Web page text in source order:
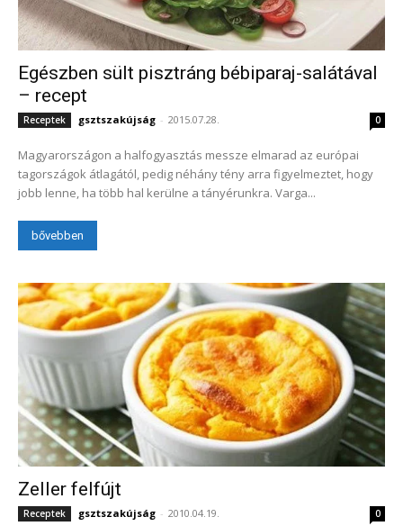
Egészben sült pisztráng bébiparaj-salátával
– recept
Receptek gsztszakújság - 2015.07.28. 0
Magyarországon a halfogyasztás messze elmarad az európai
tagországok átlagától, pedig néhány tény arra figyelmeztet, hogy
jobb lenne, ha több hal kerülne a tányérunkra. Varga...
bővebben
Zeller felfújt
Receptek gsztszakújság - 2010.04.19. 0